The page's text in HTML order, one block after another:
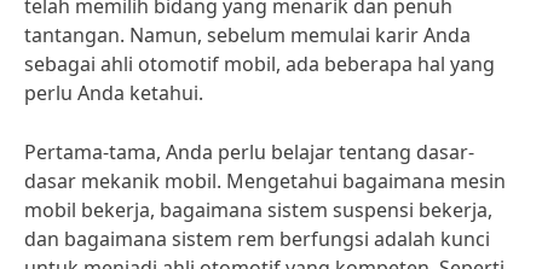
telah memilih bidang yang menarik dan penuh
tantangan. Namun, sebelum memulai karir Anda
sebagai ahli otomotif mobil, ada beberapa hal yang
perlu Anda ketahui.
Pertama-tama, Anda perlu belajar tentang dasar-
dasar mekanik mobil. Mengetahui bagaimana mesin
mobil bekerja, bagaimana sistem suspensi bekerja,
dan bagaimana sistem rem berfungsi adalah kunci